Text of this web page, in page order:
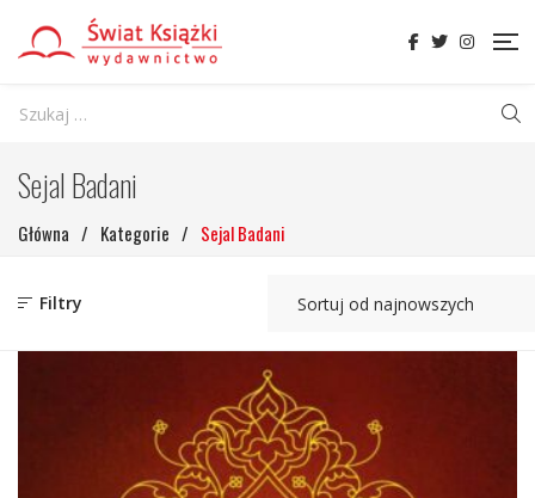
Sejal Badani
Główna / Kategorie / Sejal Badani
Filtry